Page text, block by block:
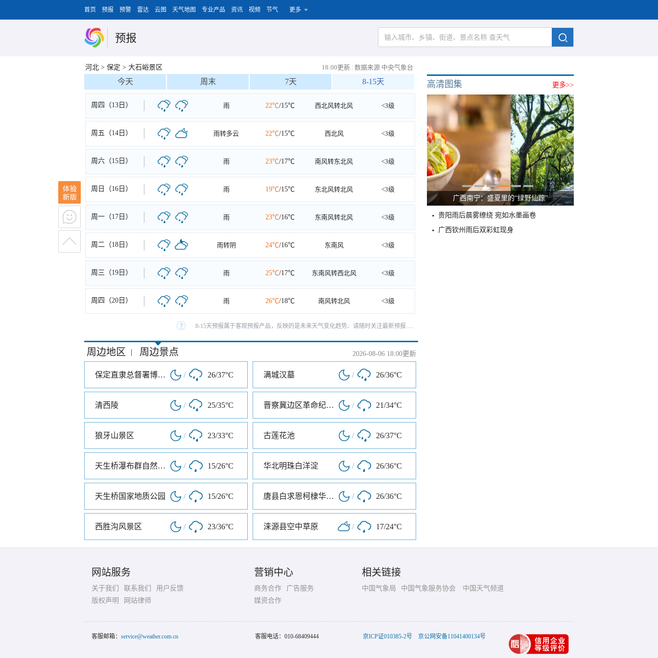
首页 预报 预警 雷达 云图 天气地图 专业产品 资讯 视频 节气 更多
预报
河北 > 保定 > 大石峪景区 18:00更新 | 数据来源 中央气象台
今天 周末 7天 8-15天
周四（13日） 雨 22℃/15℃ 西北风转北风 <3级
周五（14日） 雨转多云 22℃/15℃ 西北风 <3级
周六（15日） 雨 23℃/17℃ 南风转东北风 <3级
周日（16日） 雨 19℃/15℃ 东北风转北风 <3级
周一（17日） 雨 23℃/16℃ 东南风转北风 <3级
周二（18日） 雨转阴 24℃/16℃ 东南风 <3级
周三（19日） 雨 25℃/17℃ 东南风转西北风 <3级
周四（20日） 雨 26℃/18℃ 南风转北风 <3级
8-15天预报属于客观预报产品，反映的是未来天气变化趋势、请随时关注最新预报.....
周边地区 | 周边景点 2026-08-06 18:00更新
保定直隶总督署博物馆 / 26/37°C 满城汉墓 / 26/36°C
清西陵 / 25/35°C 晋察冀边区革命纪念馆 / 21/34°C
狼牙山景区 / 23/33°C 古莲花池 / 26/37°C
天生桥瀑布群自然风景区 / 15/26°C 华北明珠白洋淀 / 26/36°C
天生桥国家地质公园 / 15/26°C 唐县白求恩柯棣华纪念馆 / 26/36°C
西胜沟风景区 / 23/36°C 涞源县空中草原 / 17/24°C
更多>>
高清图集
广西南宁：盛夏里的“绿野仙踪”
贵阳雨后晨雾缭绕 宛如水墨画卷
广西钦州雨后双彩虹现身
网站服务
关于我们 联系我们
用户反馈
版权声明
网站律师
营销中心
商务合作
广告服务
媒资合作
相关链接
中国气象局 中国气象服务协会 中国天气频道
客服邮箱： service@weather.com.cn 客服电话： 010-68409444 京ICP证010385-2号 京公网安备11041400134号